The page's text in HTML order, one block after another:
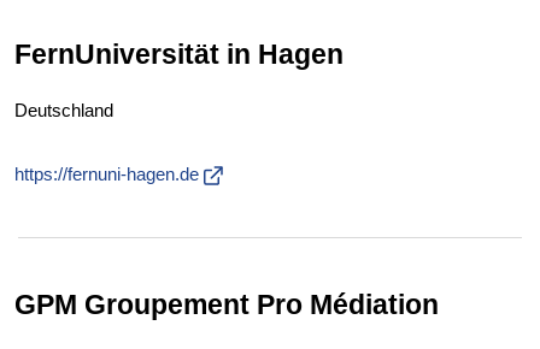
FernUniversität in Hagen
Deutschland
https://fernuni-hagen.de
GPM Groupement Pro Médiation